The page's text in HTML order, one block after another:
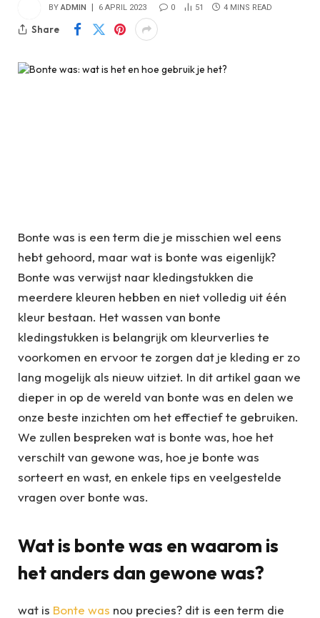
BY ADMIN 6 APRIL 2023 0 51 4 MINS READ
Share
Bonte was is een term die je misschien wel eens
hebt gehoord, maar wat is bonte was eigenlijk?
Bonte was verwijst naar kledingstukken die
meerdere kleuren hebben en niet volledig uit één
kleur bestaan. Het wassen van bonte
kledingstukken is belangrijk om kleurverlies te
voorkomen en ervoor te zorgen dat je kleding er zo
lang mogelijk als nieuw uitziet. In dit artikel gaan we
dieper in op de wereld van bonte was en delen we
onze beste inzichten om het effectief te gebruiken.
We zullen bespreken wat is bonte was, hoe het
verschilt van gewone was, hoe je bonte was
sorteert en wast, en enkele tips en veelgestelde
vragen over bonte was.
Wat is bonte was en waarom is
het anders dan gewone was?
wat is Bonte was nou precies? dit is een term die